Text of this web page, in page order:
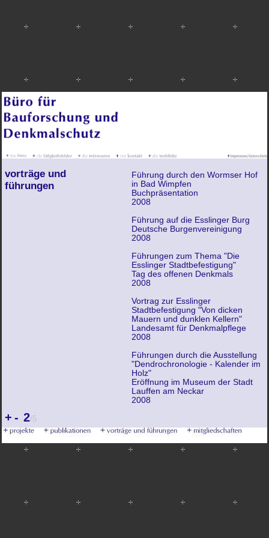
vorträge und
führungen
Führung durch den Wormser Hof
in Bad Wimpfen
Buchpräsentation
2008
Führung auf die Esslinger Burg
Deutsche Burgenvereinigung
2008
Führungen zum Thema "Die
Esslinger Stadtbefestigung"
Tag des offenen Denkmals
2008
Vortrag zur Esslinger
Stadtbefestigung "Von dicken
Mauern und dunklen Kellern"
Landesamt für Denkmalpflege
2008
Führungen durch die Ausstellung
"Dendrochronologie - Kalender im
Holz"
Eröffnung im Museum der Stadt
Lauffen am Neckar
2008
+ - 2/5